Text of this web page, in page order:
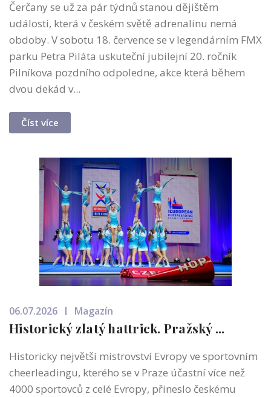
Čerčany se už za pár týdnů stanou dějištěm
události, která v českém světě adrenalinu nemá
obdoby. V sobotu 18. července se v legendárním FMX
parku Petra Piláta uskuteční jubilejní 20. ročník
Pilníkova pozdního odpoledne, akce která během
dvou dekád v...
Číst více
06.07.2026 Magazín
Historický zlatý hattrick. Pražský ...
Historicky největší mistrovství Evropy ve sportovním
cheerleadingu, kterého se v Praze účastní více než
4000 sportovců z celé Evropy, přineslo českému